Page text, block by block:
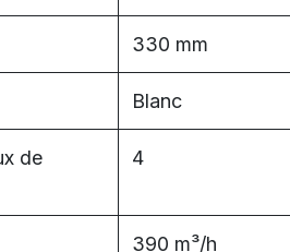
330 mm
Blanc
de
4
390 m³/h